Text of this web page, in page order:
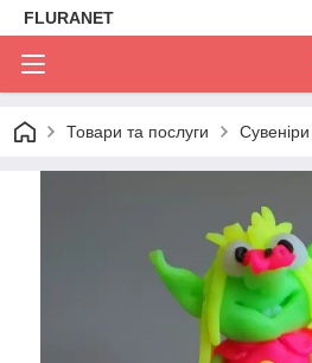
FLURANET
Товари та послуги Сувеніри